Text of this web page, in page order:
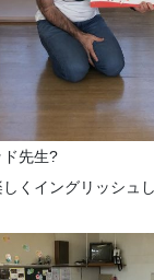
先生?
くイングリッシュ